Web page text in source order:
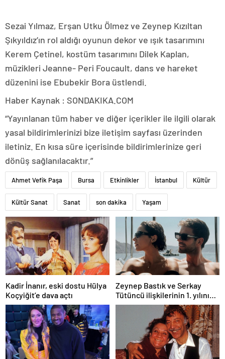
Sezai Yılmaz, Erşan Utku Ölmez ve Zeynep Kızıltan
Şıkyıldız’ın rol aldığı oyunun dekor ve ışık tasarımını
Kerem Çetinel, kostüm tasarımını Dilek Kaplan,
müzikleri Jeanne- Peri Foucault, dans ve hareket
düzenini ise Ebubekir Bora üstlendi.
Haber Kaynak : SONDAKIKA.COM
“Yayınlanan tüm haber ve diğer içerikler ile ilgili olarak
yasal bildirimlerinizi bize iletişim sayfası üzerinden
iletiniz. En kısa süre içerisinde bildirimlerinize geri
dönüş sağlanılacaktır.”
Ahmet Vefik Paşa Bursa Etkinlikler İstanbul Kültür
Kültür Sanat Sanat son dakika Yaşam
Kadir İnanır, eski dostu Hülya
Koçyiğit’e dava açtı
Zeynep Bastık ve Serkay
Tütüncü ilişkilerinin 1. yılını
kutladı